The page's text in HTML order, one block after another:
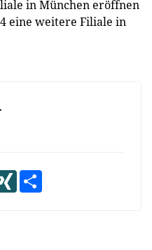
in München eröffnen
eine weitere Filiale in
XING